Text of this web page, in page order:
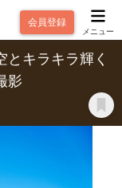
会員登録
メニュー
とキラキラ輝く
影